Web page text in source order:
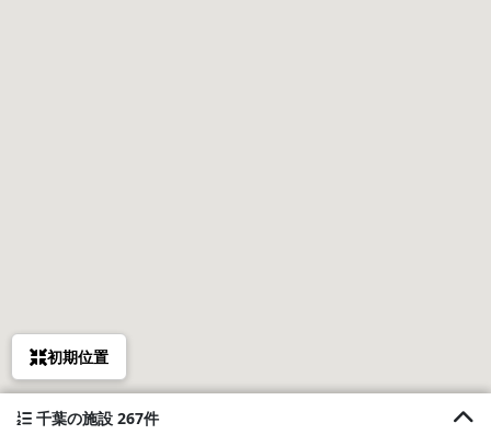
初期位置
千葉の施設 267件1. 古民家サウナ＆BBQ TK亭